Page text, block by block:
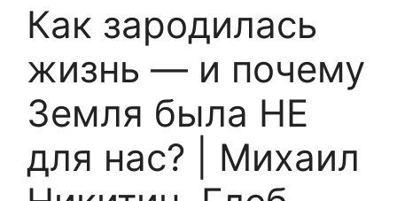
Как зародилась
жизнь — и почему
Земля была НЕ
для нас? | Михаил